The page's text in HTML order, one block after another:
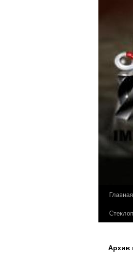
Перейти
Главная
Архив